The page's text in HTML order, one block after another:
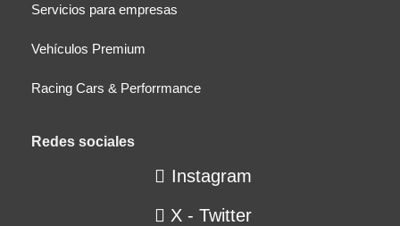
Servicios para empresas
Vehículos Premium
Racing Cars & Perforrmance
Redes sociales
Instagram
X - Twitter